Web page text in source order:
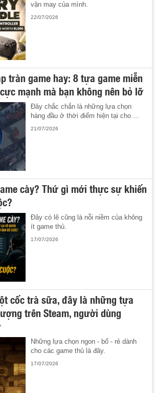
vận may của mình.
22/07/2026
tràn game hay: 8 tựa game miễn
mạnh mà bạn không nên bỏ lỡ
Đây chắc chắn là những lựa chọn
hàng đầu ở thời điểm hiện tại cho ...
21/07/2026
cày? Thứ gì mới thực sự khiến
Đây có lẽ cũng là nỗi niềm của không
ít game thủ.
17/07/2026
cốc trà sữa, đây là những tựa
trên Steam, người dùng
Những lựa chọn ngon - bổ - rẻ dành
cho các game thủ là đây.
17/07/2026